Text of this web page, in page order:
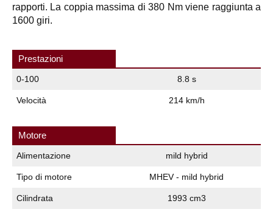
rapporti. La coppia massima di 380 Nm viene raggiunta a
1600 giri.
Prestazioni
0-100 8.8 s
Velocità 214 km/h
Motore
Alimentazione mild hybrid
Tipo di motore MHEV - mild hybrid
Cilindrata 1993 cm3